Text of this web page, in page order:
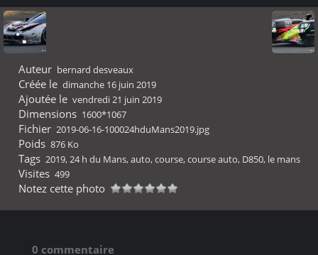
Auteur bernard desveaux
Créée le dimanche 16 juin 2019
Ajoutée le vendredi 21 juin 2019
Dimensions 1600*1067
Fichier 2019-06-16-100024hduMans2019.jpg
Poids 876 Ko
Tags 2019,24 h du Mans,auto,course,course auto, D850, le mans
Visites 499
Notez cette photo
0 commentaire